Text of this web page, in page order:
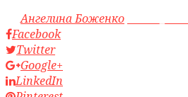
byАнгелина Боженко
Facebook
Twitter
Google+
LinkedIn